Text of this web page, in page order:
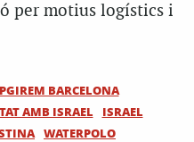
per motius logístics i
BARCELONA
AMB ISRAEL
ISRAEL
WATERPOLO